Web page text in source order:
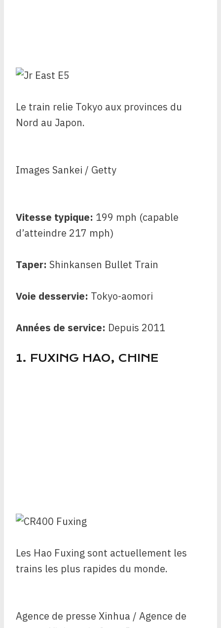
Le train relie Tokyo aux provinces du
Nord au Japon.
Images Sankei / Getty
Vitesse typique: 199 mph (capable
d’atteindre 217 mph)
Taper: Shinkansen Bullet Train
Voie desservie: Tokyo-aomori
Années de service: Depuis 2011
1. FUXING HAO, CHINE
Les Hao Fuxing sont actuellement les
trains les plus rapides du monde.
Agence de presse Xinhua / Agence de